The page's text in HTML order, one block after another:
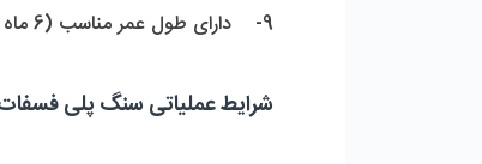
9-    دارای طول عمر مناسب (6 ماه تا 2 سال بسته به کیفیت آب)
شرایط عملیاتی سنگ پلی فسفات